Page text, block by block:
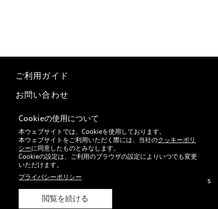
ご利用ガイド
お問い合わせ
マイページ
特定商取引法に基づく表記
Audi正規ディーラー検索
© 2026 VOLKSWAGEN Group Japan K.K. All rights
reserved.
Cookieの使用について
本ウェブサイトでは、Cookieを使用しております。
本ウェブサイトをご利用いただく際には、当社のクッキーポリ
シーに同意したものとみなします。
Cookieの設定は、ご利用のブラウザの設定によりいつでも変更
いただけます。
プライバシーポリシー
閲覧を続ける